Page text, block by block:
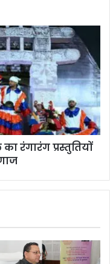
रंगारंग प्रस्तुतियों